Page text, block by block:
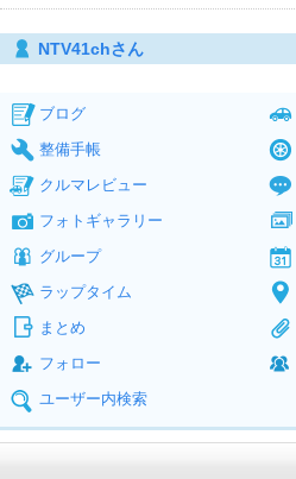
NTV41chさん
ブログ
整備手帳
クルマレビュー
フォトギャラリー
グループ
ラップタイム
まとめ
フォロー
ユーザー内検索